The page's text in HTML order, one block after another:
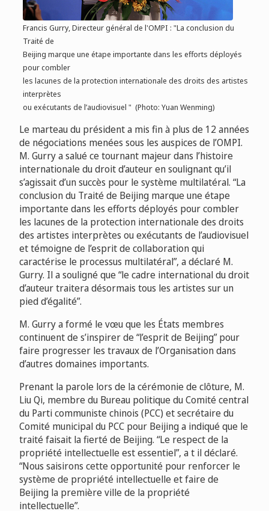
Francis Gurry, Directeur général de l'OMPI : "La conclusion du
Traité de
Beijing marque une étape importante dans les efforts déployés
pour combler
les lacunes de la protection internationale des droits des artistes
interprètes
ou exécutants de l’audiovisuel " (Photo: Yuan Wenming)
Le marteau du président a mis fin à plus de 12 années
de négociations menées sous les auspices de l’OMPI.
M. Gurry a salué ce tournant majeur dans l’histoire
internationale du droit d’auteur en soulignant qu’il
s’agissait d’un succès pour le système multilatéral. “La
conclusion du Traité de Beijing marque une étape
importante dans les efforts déployés pour combler
les lacunes de la protection internationale des droits
des artistes interprètes ou exécutants de l’audiovisuel
et témoigne de l’esprit de collaboration qui
caractérise le processus multilatéral”, a déclaré M.
Gurry. Il a souligné que “le cadre international du droit
d’auteur traitera désormais tous les artistes sur un
pied d’égalité”.
M. Gurry a formé le vœu que les États membres
continuent de s’inspirer de “l’esprit de Beijing” pour
faire progresser les travaux de l’Organisation dans
d’autres domaines importants.
Prenant la parole lors de la cérémonie de clôture, M.
Liu Qi, membre du Bureau politique du Comité central
du Parti communiste chinois (PCC) et secrétaire du
Comité municipal du PCC pour Beijing a indiqué que le
traité faisait la fierté de Beijing. “Le respect de la
propriété intellectuelle est essentiel”, a t il déclaré.
“Nous saisirons cette opportunité pour renforcer le
système de propriété intellectuelle et faire de
Beijing la première ville de la propriété
intellectuelle”.